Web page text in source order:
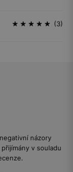
(3)
názory
v souladu